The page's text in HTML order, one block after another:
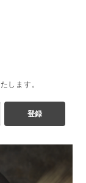
します。
登録